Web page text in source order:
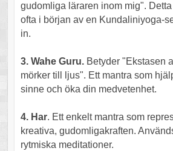
gudomliga läraren inom mig".
ofta i början av en Kundaliniyoga-
in.
3. Wahe Guru.Betyder "Ekstasen
mörker till ljus". Ett mantra som
sinne och öka din medvetenhet.
4. Har. Ett enkelt mantra som
kreativa, gudomligakraften.
rytmiska meditationer.